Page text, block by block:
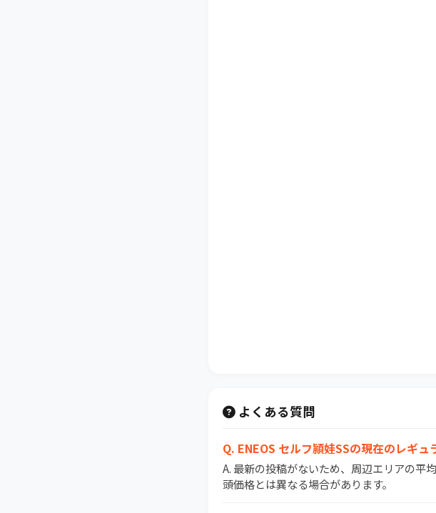
よくある質問
Q. ENEOS セルフ頴娃SSの現在のレギ
A. 最新の投稿がないため、周辺エリアの平
頭価格とは異なる場合があります。